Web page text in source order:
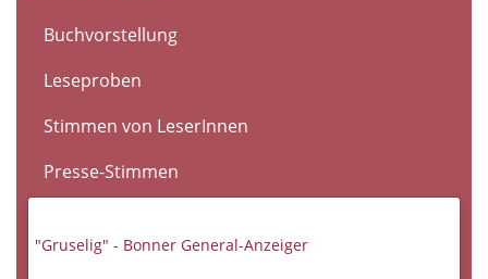
Buchvorstellung
Leseproben
Stimmen von LeserInnen
Presse-Stimmen
"Gruselig" - Bonner General-Anzeiger